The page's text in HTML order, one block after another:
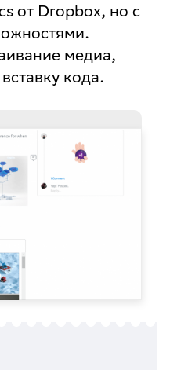
от Dropbox, но с
медиа,
кода.